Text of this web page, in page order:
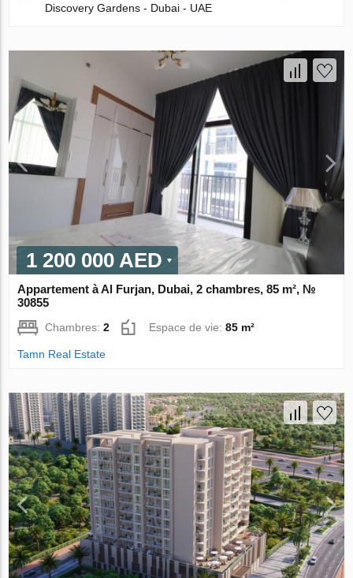
Discovery Gardens - Dubai - UAE
1 200 000 AED
Appartement à Al Furjan, Dubai, 2 chambres, 85 m², №
30855
Chambres:2 Espace de vie:85 m²
Tamn Real Estate